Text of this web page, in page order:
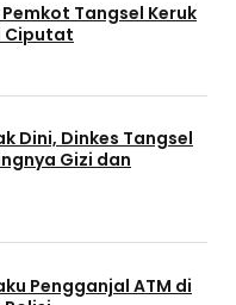
Tangsel Keruk
Ciputat
Dini, Dinkes Tangsel
Gizi dan
Pengganjal ATM di